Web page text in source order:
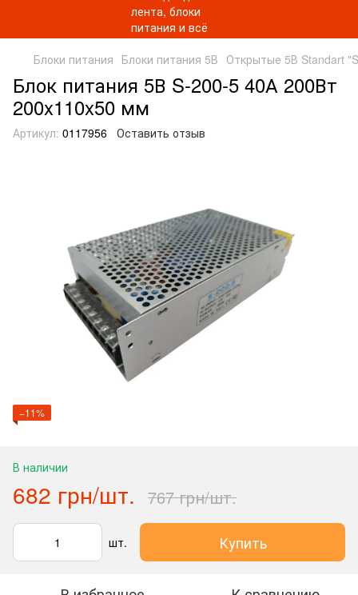
Блоки питания Блоки питания 5В Открытые 5В Standart
Блок питания 5В S-200-5 40А 200Вт
200x110x50 мм
Артикул: 0117956 Оставить отзыв
−11%
В наличии
682 грн/шт. 767 грн/шт.
шт. Купить